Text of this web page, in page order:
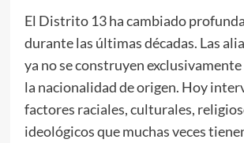
El Distrito 13 ha cambiado
durante las últimas décadas. Las
ya no se construyen
la nacionalidad de origen. Hoy
factores raciales, culturales,
ideológicos que muchas veces